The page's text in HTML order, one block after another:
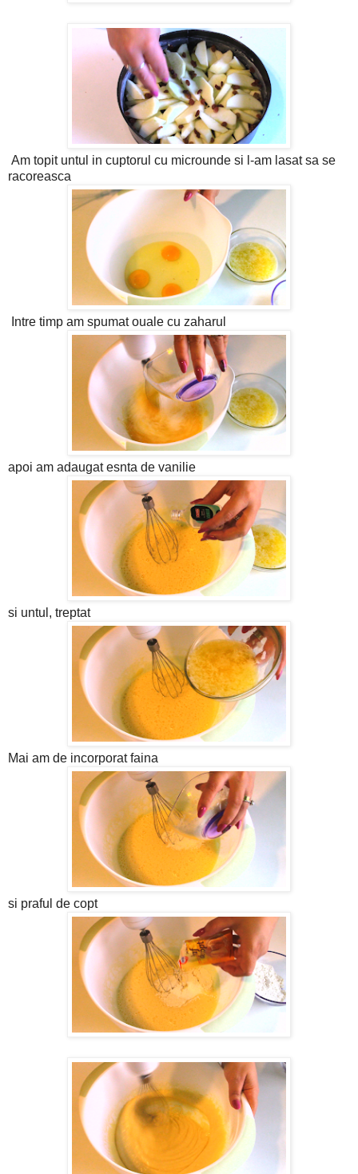
Am topit untul in cuptorul cu microunde si l-am lasat sa se
racoreasca
Intre timp am spumat ouale cu zaharul
apoi am adaugat esnta de vanilie
si untul, treptat
Mai am de incorporat faina
si praful de copt